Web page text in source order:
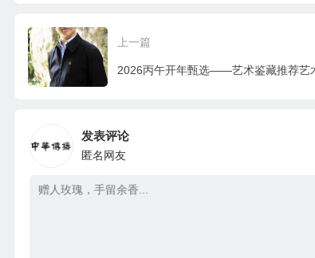
上一篇
2026丙午开年甄选——艺术鉴藏推荐艺
发表评论
匿名网友